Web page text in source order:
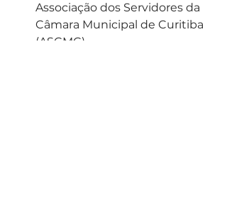
Associação dos Servidores da
Câmara Municipal de Curitiba
(ASCMC).